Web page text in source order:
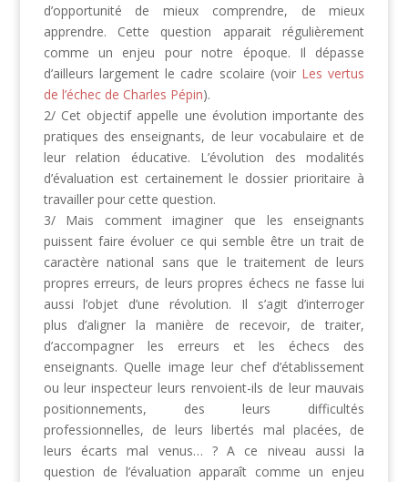
d’opportunité de mieux comprendre, de mieux
apprendre. Cette question apparait régulièrement
comme un enjeu pour notre époque. Il dépasse
d’ailleurs largement le cadre scolaire (voir Les vertus
de l’échec de Charles Pépin).
2/ Cet objectif appelle une évolution importante des
pratiques des enseignants, de leur vocabulaire et de
leur relation éducative. L’évolution des modalités
d’évaluation est certainement le dossier prioritaire à
travailler pour cette question.
3/ Mais comment imaginer que les enseignants
puissent faire évoluer ce qui semble être un trait de
caractère national sans que le traitement de leurs
propres erreurs, de leurs propres échecs ne fasse lui
aussi l’objet d’une révolution. Il s’agit d’interroger
plus d’aligner la manière de recevoir, de traiter,
d’accompagner les erreurs et les échecs des
enseignants. Quelle image leur chef d’établissement
ou leur inspecteur leurs renvoient-ils de leur mauvais
positionnements, des leurs difficultés
professionnelles, de leurs libertés mal placées, de
leurs écarts mal venus… ? A ce niveau aussi la
question de l’évaluation apparaît comme un enjeu